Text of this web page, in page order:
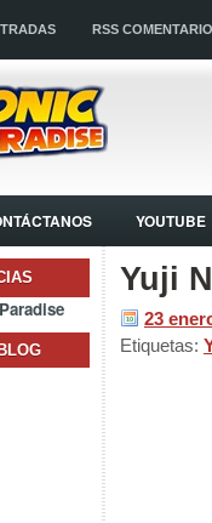
RSS
YOUTUBE
Yuji
23
Etiquetas: